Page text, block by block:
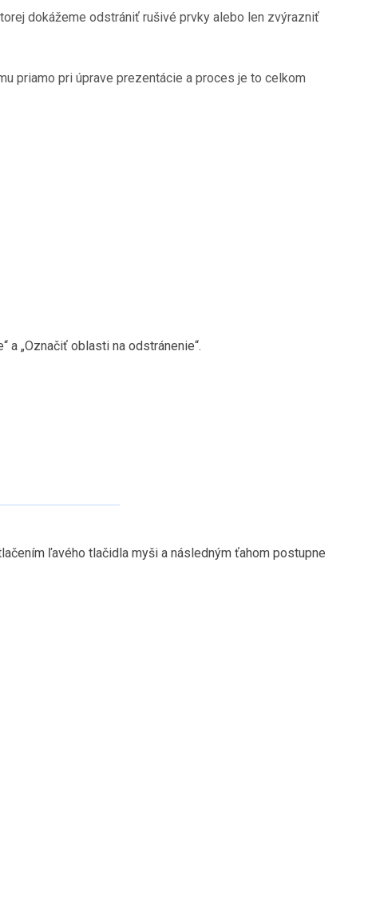
dokážeme odstrániť rušivé prvky alebo len zvýrazniť
priamo pri úprave prezentácie a proces je to celkom
a „Označiť oblasti na odstránenie“.
ľavého tlačidla myši a následným ťahom postupne